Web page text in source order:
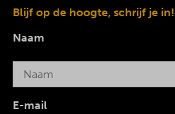
Blijf op de hoogte, schrijf je in!
Naam
E-mail